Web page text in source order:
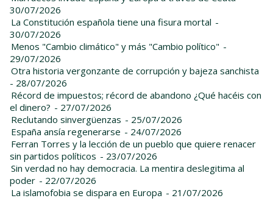
30/07/2026
La Constitución española tiene una fisura mortal -
30/07/2026
Menos "Cambio climático" y más "Cambio político" -
29/07/2026
Otra historia vergonzante de corrupción y bajeza sanchista
- 28/07/2026
Récord de impuestos; récord de abandono ¿Qué hacéis con
el dinero? - 27/07/2026
Reclutando sinvergüenzas - 25/07/2026
España ansía regenerarse - 24/07/2026
Ferran Torres y la lección de un pueblo que quiere renacer
sin partidos políticos - 23/07/2026
Sin verdad no hay democracia. La mentira deslegitima al
poder - 22/07/2026
La islamofobia se dispara en Europa - 21/07/2026